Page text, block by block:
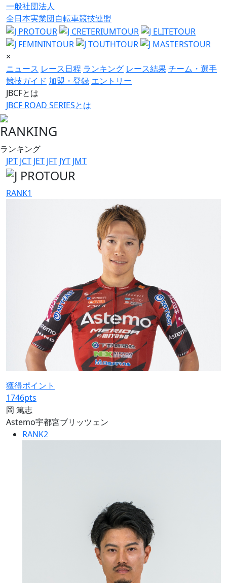
一般社団法人
全日本実業団自転車競技連盟
×
ニュース レース日程 ランキング レース結果チーム・選手
競技ガイド 加盟・登録 エントリー
JBCFとは
JBCF ROAD SERIESとは
RANKING
ランキング
JPT JCT JET JFT JYT JMT
RANK1
獲得ポイント
1746pts
岡 篤志
Astemo宇都宮ブリッツェン
RANK2